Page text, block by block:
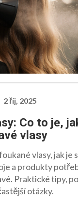
2 říj, 2025
Co to je,
vlasy
vlasy, jak je
a produkty
Praktické tipy,
otázky.